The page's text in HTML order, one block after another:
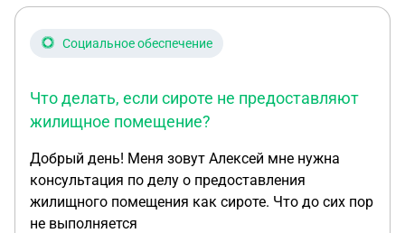
Социальное обеспечение
Что делать, если сироте не предоставляют
жилищное помещение?
Добрый день! Меня зовут Алексей мне нужна
консультация по делу о предоставления
жилищного помещения как сироте. Что до сих пор
не выполняется